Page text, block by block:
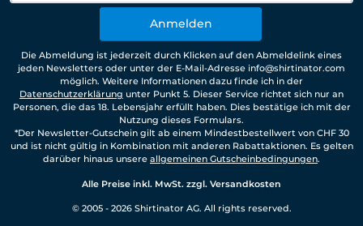
Anmelden
Die Abmeldung ist jederzeit durch Klicken auf den Abmeldelink eines
jeden Newsletters oder unter der E-Mail-Adresse info@shirtinator.com
möglich. Weitere Informationen dazu finde ich in der
Datenschutzerklärung unter Punkt 5. Dieser Service richtet sich nur an
Personen, die das 18. Lebensjahr erfüllt haben. Dies bestätige ich mit der
Nutzung dieses Formulars.
*Der Newsletter-Gutschein gilt ab einem Mindestbestellwert von CHF 30
und ist nicht gültig in Kombination mit anderen Rabattaktionen. Es gelten
darüber hinaus unsere allgemeinen Gutscheinbedingungen.
Alle Preise inkl. MwSt. zzgl. Versandkosten
© 2005 - 2026 Shirtinator AG. All rights reserved.